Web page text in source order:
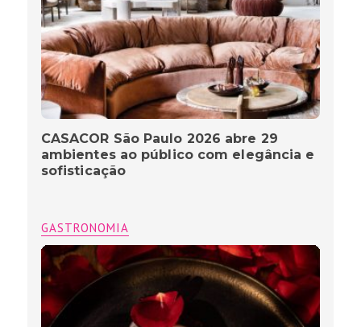
CASACOR São Paulo 2026 abre 29
ambientes ao público com elegância e
sofisticação
GASTRONOMIA